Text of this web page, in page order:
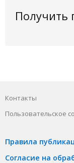
Контакты
Пользовательское
Правила
Согласие на